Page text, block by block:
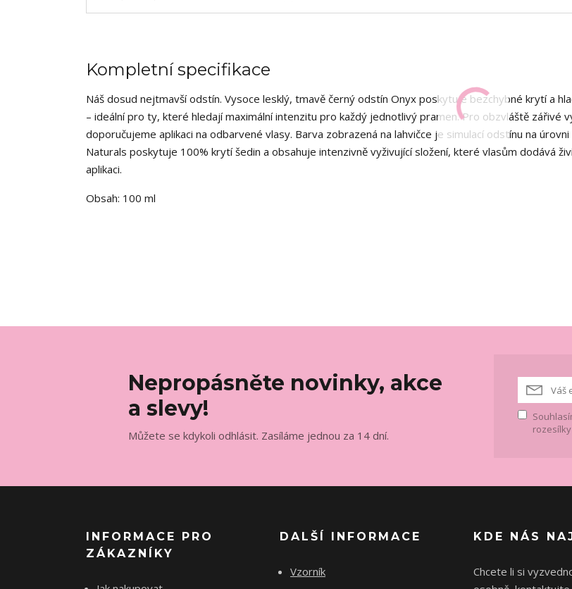
Kompletní specifikace
Náš dosud nejtmavší odstín. Vysoce lesklý, tmavě černý odstín Onyx poskytuje bezchybné krytí a
– ideální pro ty, které hledají maximální intenzitu pro každý jednotlivý pramen. Pro obzvláště zářivé
doporučujeme aplikaci na odbarvené vlasy. Barva zobrazená na lahvičce je simulací odstínu na úrovni
Naturals poskytuje 100% krytí šedin a obsahuje intenzivně vyživující složení, které vlasům dodává
aplikaci.
Obsah: 100 ml
Nepropásněte novinky, akce
a slevy!
Můžete se kdykoli odhlásit. Zasíláme jednou za 14 dní.
INFORMACE PRO
ZÁKAZNÍKY
DALŠÍ INFORMACE
Vzorník
KDE NÁS
Chcete li si